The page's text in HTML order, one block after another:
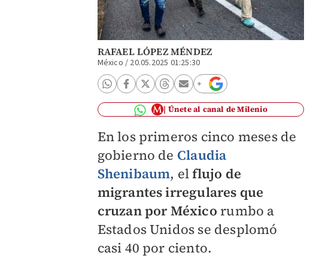
RAFAEL LÓPEZ MÉNDEZ
México / 20.05.2025 01:25:30
Únete al canal de Milenio
En los primeros cinco meses de
gobierno de Claudia
Shenibaum, elflujo de
migrantes irregulares que
cruzan por México rumbo a
Estados Unidos se desplomó
casi 40 por ciento.